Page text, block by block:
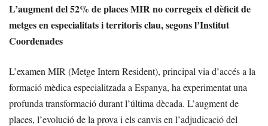
L’augment del 52% de places MIR no corregeix el dèficit de
metges en especialitats i territoris clau, segons l’Institut
Coordenades
L’examen MIR (Metge Intern Resident), principal via d’accés a la
formació mèdica especialitzada a Espanya, ha experimentat una
profunda transformació durant l’última dècada. L’augment de
places, l’evolució de la prova i els canvis en l’adjudicació del